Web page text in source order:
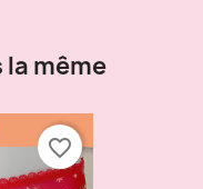
même
favorite_border